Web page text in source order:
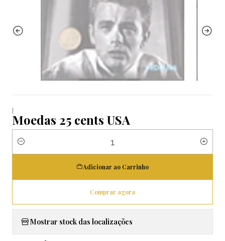
|
Moedas 25 cents USA
Quantidade
Adicionar ao Carrinho
Comprar agora
Mostrar stock das localizações